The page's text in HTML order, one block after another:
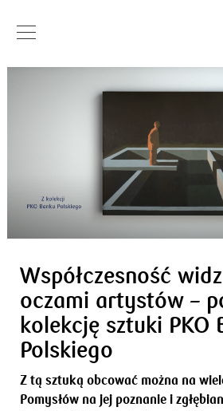
Współczesność
oczami artystów –
kolekcję sztuki PKO
Polskiego
Z tą sztuką obcować można na
Pomysłów na jej poznanie i